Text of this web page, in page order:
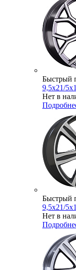
Быстрый
9,5x21/
Нет в
Быстрый
9,5x21/
Нет в